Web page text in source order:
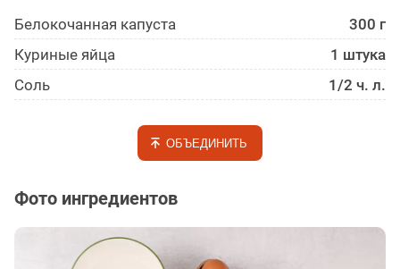
Белокоча­нная капуста
300 г
Куриные яйца
1 штука
Соль
1/2 ч. л.
ОБЪЕДИНИТЬ
Фото ингредиентов